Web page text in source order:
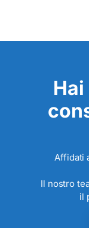
Affidati
Il nostro
il